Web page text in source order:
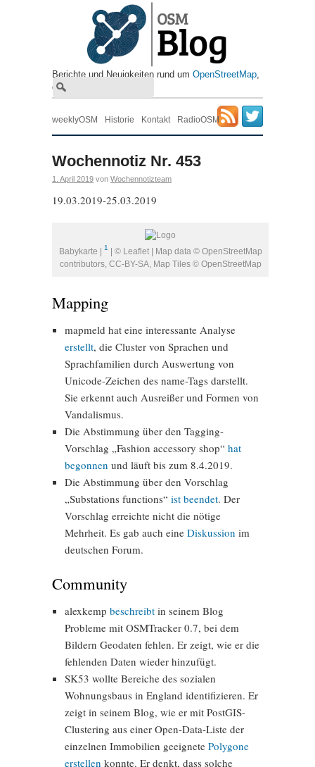
Berichte und Neuigkeiten rund um OpenStreetMap
die freie Wiki-Weltkarte
weeklyOSM Historie Kontakt RadioOSM
Wochennotiz Nr. 453
1. April 2019 von Wochennotizteam
19.03.2019-25.03.2019
Babykarte | 1 | © Leaflet | Map data © OpenStreetMap
contributors, CC-BY-SA, Map Tiles © OpenStreetMap
Mapping
mapmeld hat eine interessante Analyse
erstellt, die Cluster von Sprachen und
Sprachfamilien durch Auswertung von
Unicode-Zeichen des name-Tags darstellt.
Sie erkennt auch Ausreißer und Formen von
Vandalismus.
Die Abstimmung über den Tagging-
Vorschlag „Fashion accessory shop“ hat
begonnen und läuft bis zum 8.4.2019.
Die Abstimmung über den Vorschlag
„Substations functions“ ist beendet. Der
Vorschlag erreichte nicht die nötige
Mehrheit. Es gab auch eine Diskussion im
deutschen Forum.
Community
alexkemp beschreibt in seinem Blog
Probleme mit OSMTracker 0.7, bei dem
Bildern Geodaten fehlen. Er zeigt, wie er die
fehlenden Daten wieder hinzufügt.
SK53 wollte Bereiche des sozialen
Wohnungsbaus in England identifizieren. Er
zeigt in seinem Blog, wie er mit PostGIS-
Clustering aus einer Open-Data-Liste der
einzelnen Immobilien geeignete Polygone
erstellen konnte. Er denkt, dass solche